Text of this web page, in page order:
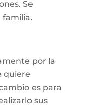
Se
familia.
por la
quiere
es para
sus